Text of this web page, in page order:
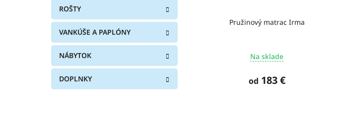
ROŠTY
VANKÚŠE A PAPLÓNY
NÁBYTOK
DOPLNKY
Pružinový matrac Irma
Na sklade
od 183 €